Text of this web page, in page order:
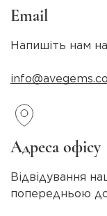
Email
Напишіть нам
Адреса офісу
Відвідування
попередньою